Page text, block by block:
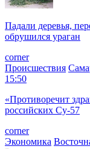
Падали деревья,
обрушился ураган
corner
Происшествия
15:50
«Противоречит
российских Су-57
corner
Экономика